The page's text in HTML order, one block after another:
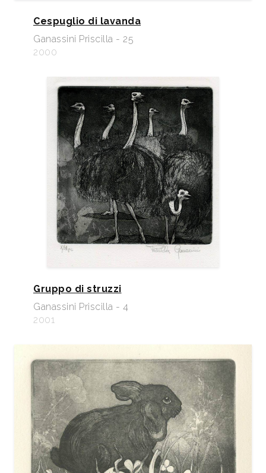
Cespuglio di lavanda
Ganassini Priscilla - 25
2000
Gruppo di struzzi
Ganassini Priscilla - 4
2001